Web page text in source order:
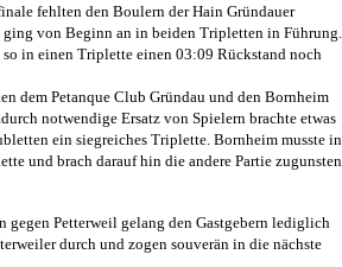
fehlten den Boulern der Hain Gründauer
von Beginn an in beiden Tripletten in Führung.
in einen Triplette einen 03:09 Rückstand noch
dem Petanque Club Gründau und den Bornheim
notwendige Ersatz von Spielern brachte etwas
ein siegreiches Triplette. Bornheim musste in
und brach darauf hin die andere Partie zugunsten
gegen Petterweil gelang den Gastgebern lediglich
durch und zogen souverän in die nächste